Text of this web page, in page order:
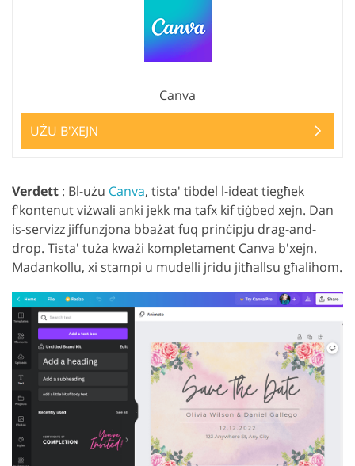
Canva
UŻU B'XEJN
Verdett : Bl-użu Canva, tista' tibdel l-ideat tiegħek
f'kontenut viżwali anki jekk ma tafx kif tiġbed xejn. Dan
is-servizz jiffunzjona bbażat fuq prinċipju drag-and-
drop. Tista' tuża kważi kompletament Canva b'xejn.
Madankollu, xi stampi u mudelli jridu jitħallsu għalihom.